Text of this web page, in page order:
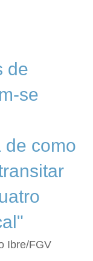
de
se
de como
Ibre/FGV